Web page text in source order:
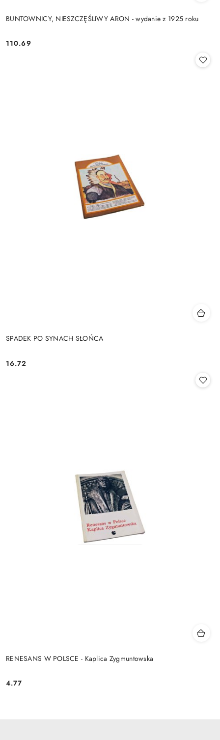
BUNTOWNICY, NIESZCZĘŚLIWY ARON - wydanie z 1925 roku
Cena:
110.69
SPADEK PO SYNACH SŁOŃCA
Cena:
16.72
RENESANS W POLSCE - Kaplica Zygmuntowska
Cena:
4.77